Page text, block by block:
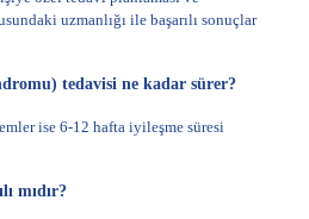
uzmanlığı ile başarılı sonuçlar
tedavisi ne kadar sürer?
ise 6-12 hafta iyileşme süresi
mıdır?